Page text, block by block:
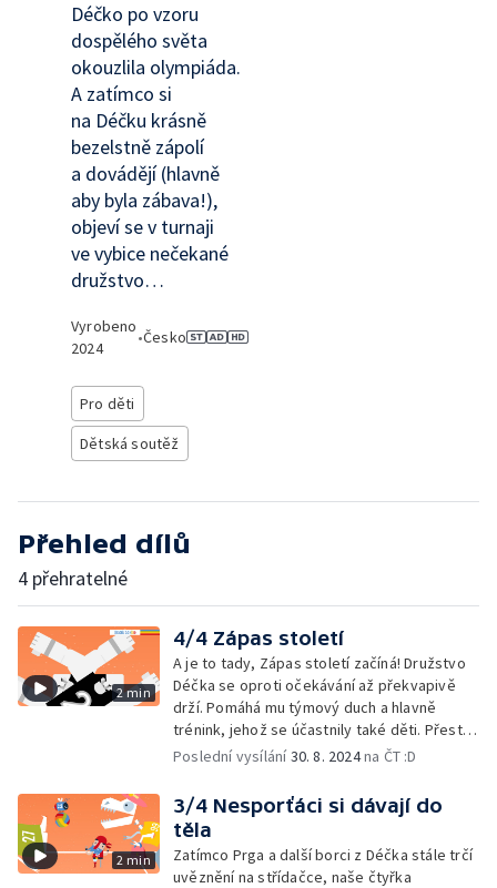
Déčko po vzoru
dospělého světa
okouzlila olympiáda.
A zatímco si
na Déčku krásně
bezelstně zápolí
a dovádějí (hlavně
aby byla zábava!),
objeví se v turnaji
ve vybice nečekané
družstvo…
Vyrobeno
2024
•Česko
Pro děti
Dětská soutěž
Přehled dílů
4 přehratelné
2 min
4/4 Zápas století
A je to tady, Zápas století začíná! Družstvo
Déčka se oproti očekávání až překvapivě
drží. Pomáhá mu týmový duch a hlavně
trénink, jehož se účastnily také děti. Přesto
v poločase stojí proti čtyřem klonům už jen
Poslední vysílání30. 8. 2024na ČT :D
2 min
3/4 Nesporťáci si dávají do
těla
Zatímco Prga a další borci z Déčka stále trčí
uvěznění na střídačce, naše čtyřka